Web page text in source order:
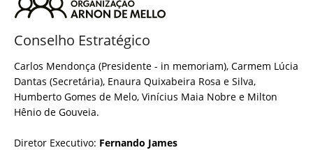
Conselho Estratégico
Carlos Mendonça (Presidente - in memoriam), Carmem Lúcia
Dantas (Secretária), Enaura Quixabeira Rosa e Silva,
Humberto Gomes de Melo, Vinícius Maia Nobre e Milton
Hênio de Gouveia.
Diretor Executivo: Fernando James